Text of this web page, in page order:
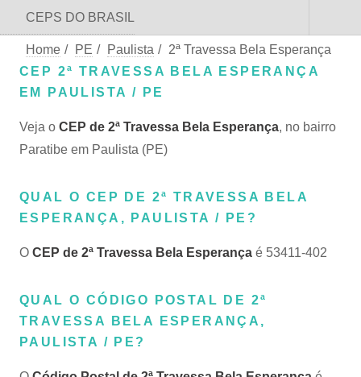
CEPS DO BRASIL
Home / PE / Paulista / 2ª Travessa Bela Esperança
CEP 2ª TRAVESSA BELA ESPERANÇA
EM PAULISTA / PE
Veja o CEP de 2ª Travessa Bela Esperança, no bairro
Paratibe em Paulista (PE)
QUAL O CEP DE 2ª TRAVESSA BELA
ESPERANÇA, PAULISTA / PE?
O CEP de 2ª Travessa Bela Esperança é 53411-402
QUAL O CÓDIGO POSTAL DE 2ª
TRAVESSA BELA ESPERANÇA,
PAULISTA / PE?